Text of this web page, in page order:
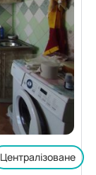
Централізоване